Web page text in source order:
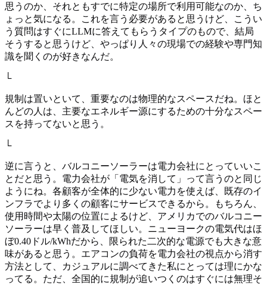
思うのか、それともすでに特定の場所で利用可能なのか、ち
ょっと気になる。これを言う必要があると思うけど、こうい
う質問はすぐにLLMに答えてもらうタイプのもので、結局
そうすると思うけど、やっぱり人々の現場での経験や専門知
識を聞くのが好きなんだ。
└
規制は置いといて、重要なのは物理的なスペースだね。ほと
んどの人は、主要なエネルギー源にするための十分なスペー
スを持ってないと思う。
└
逆に言うと、バルコニーソーラーは電力会社にとっていいこ
とだと思う。電力会社が「電気を消して」って言うのと同じ
ようにね。各顧客が全体的に少ない電力を使えば、既存のイ
ンフラでより多くの顧客にサービスできるから。もちろん、
使用時間や太陽の位置によるけど、アメリカでのバルコニー
ソーラーは早く普及してほしい。ニューヨークの電気代はほ
ぼ0.40ドル/kWhだから、限られた二次的な電源でも大きな意
味があると思う。エアコンの負荷を電力会社の視点から消す
方法として、カジュアルに調べてきた私にとっては理にかな
ってる。ただ、全国的に規制が追いつくのはすぐには無理そ